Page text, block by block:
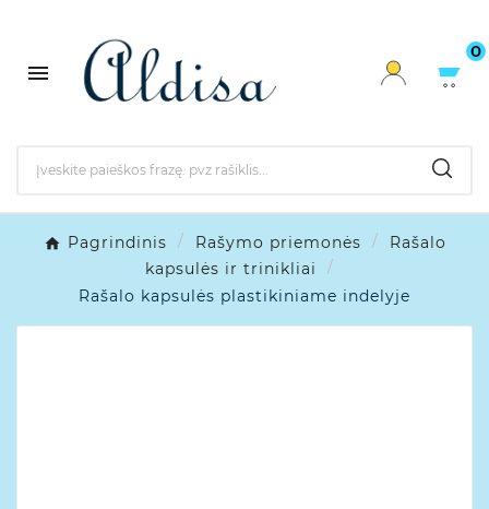

0
Pagrindinis Rašymo priemonės
Rašalo
kapsulės ir trinikliai
Rašalo kapsulės plastikiniame indelyje